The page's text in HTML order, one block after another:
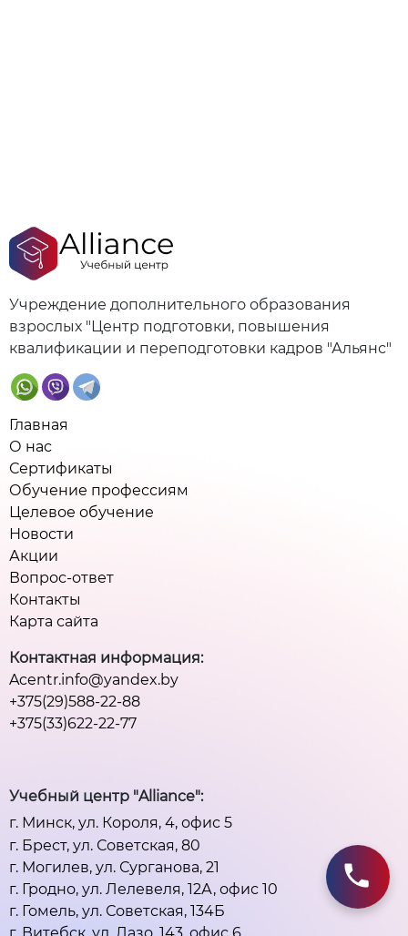
Учреждение дополнительного образования
взрослых "Центр подготовки, повышения
квалификации и переподготовки кадров "Альянс"
Главная
О нас
Сертификаты
Обучение профессиям
Целевое обучение
Новости
Акции
Вопрос-ответ
Контакты
Карта сайта
Контактная информация:
Acentr.info@yandex.by
+375(29)588-22-88
+375(33)622-22-77
Учебный центр "Alliance":
г. Минск, ул. Короля, 4, офис 5
г. Брест, ул. Советская, 80
г. Могилев, ул. Сурганова, 21
г. Гродно, ул. Лелевеля, 12А, офис 10
г. Гомель, ул. Советская, 134Б